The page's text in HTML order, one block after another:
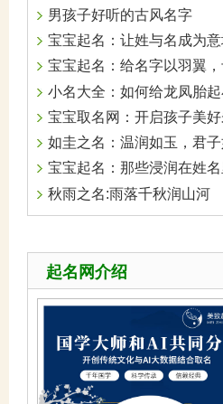
男孩子好听的古风名字
宝宝起名：让姓与名成为
宝宝起名：给名字以羽翼
小名大全：如何给龙凤胎起
宝宝取名网：开启孩子美
如圭之名：温润如玉，君
宝宝起名：那些浸润在姓
秋雨之名:雨落千秋润山河
起名网介绍